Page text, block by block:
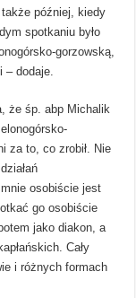
później, kiedy
spotkaniu było
gorzowską,
– dodaje.
że śp. abp Michalik
za to, co zrobił. Nie
osobiście jest
go osobiście
jako diakon, a
Cały
i różnych formach